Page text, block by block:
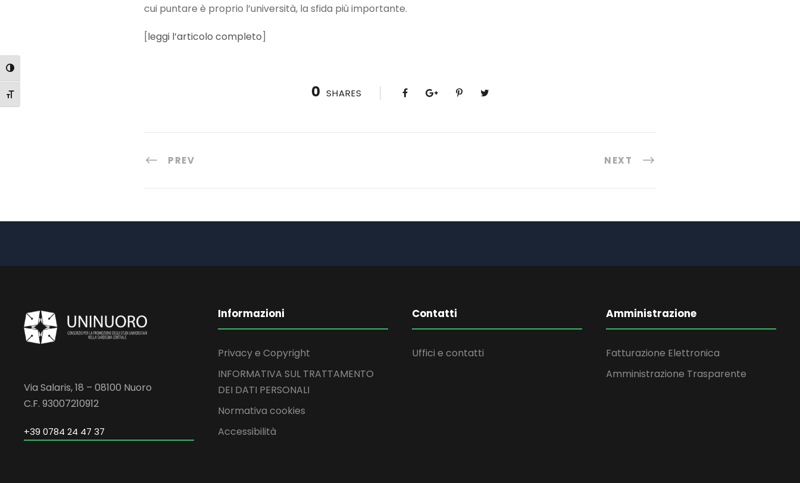
Attiva/disattiva alto contrasto
Attiva/disattiva dimensione testo
cui puntare è proprio l’università, la sfida più importante.
[leggi l’articolo completo]
0 SHARES
PREV NEXT
Via Salaris, 18 – 08100 Nuoro
C.F. 93007210912
+39 0784 24 47 37
Informazioni
Privacy e Copyright
INFORMATIVA SUL TRATTAMENTO
DEI DATI PERSONALI
Normativa cookies
Accessibilità
Contatti
Uffici e contatti
Amministrazione
Fatturazione Elettronica
Amministrazione Trasparente